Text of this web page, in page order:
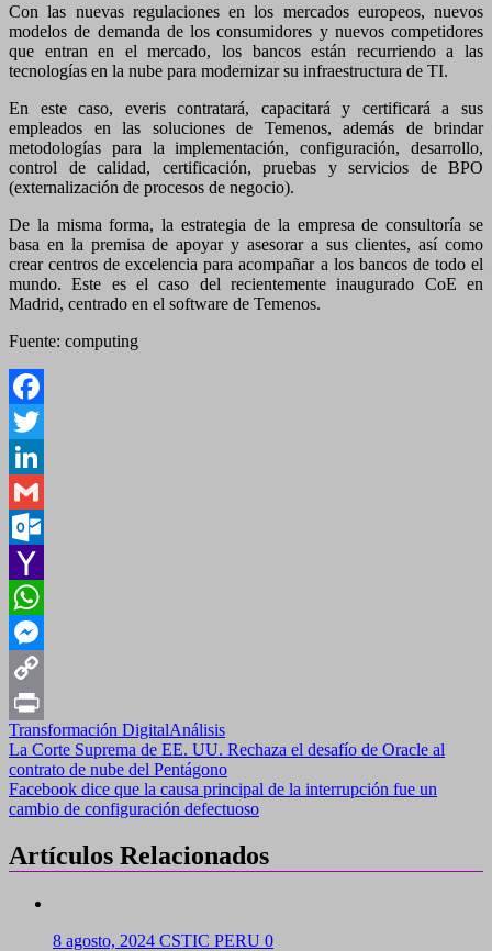
Con las nuevas regulaciones en los mercados europeos, nuevos
modelos de demanda de los consumidores y nuevos competidores
que entran en el mercado, los bancos están recurriendo a las
tecnologías en la nube para modernizar su infraestructura de TI.
En este caso, everis contratará, capacitará y certificará a sus
empleados en las soluciones de Temenos, además de brindar
metodologías para la implementación, configuración, desarrollo,
control de calidad, certificación, pruebas y servicios de BPO
(externalización de procesos de negocio).
De la misma forma, la estrategia de la empresa de consultoría se
basa en la premisa de apoyar y asesorar a sus clientes, así como
crear centros de excelencia para acompañar a los bancos de todo el
mundo. Este es el caso del recientemente inaugurado CoE en
Madrid, centrado en el software de Temenos.
Fuente: computing
Facebook
Twitter
LinkedIn
Gmail
Outlook.com
Yahoo
Mail
WhatsApp
Messenger
Copy
Link
Print
Transformación DigitalAnálisis
Navegación
de
entradas
La Corte Suprema de EE. UU. Rechaza el desafío de Oracle al
contrato de nube del Pentágono
Facebook dice que la causa principal de la interrupción fue un
cambio de configuración defectuoso
Artículos Relacionados
8 agosto, 2024 CSTIC PERU 0